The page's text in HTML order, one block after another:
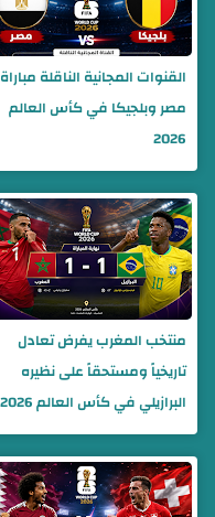
القنوات المجانية الناقلة مباراة
مصر وبلجيكا في كأس العالم
2026
منتخب المغرب يفرض تعادل
تاريخياً ومستحقاً على نظيره
البرازيلي في كأس العالم 2026